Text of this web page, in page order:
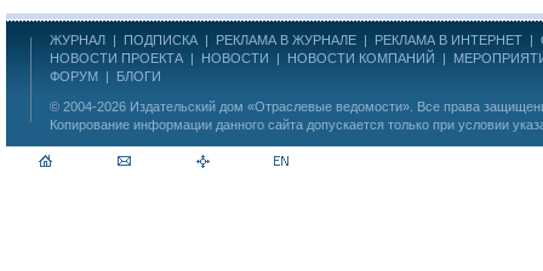
ЖУРНАЛ | ПОДПИСКА | РЕКЛАМА В ЖУРНАЛЕ | РЕКЛАМА В ИНТЕРНЕТ |
НОВОСТИ ПРОЕКТА | НОВОСТИ | НОВОСТИ КОМПАНИЙ |
ФОРУМ | БЛОГИ
© 2004-2026 Издательский дом «Отраслевые ведомости» . Все права
Копирование информации данного сайта допускается только при условии